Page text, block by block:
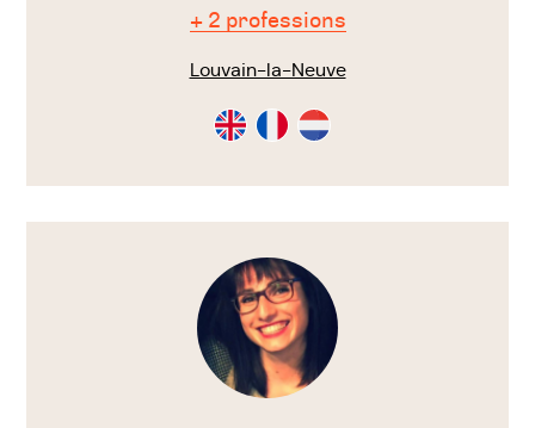
+ 2 professions
Louvain-la-Neuve
Consultation
en
Consultation
en
Consultation
en
Voir